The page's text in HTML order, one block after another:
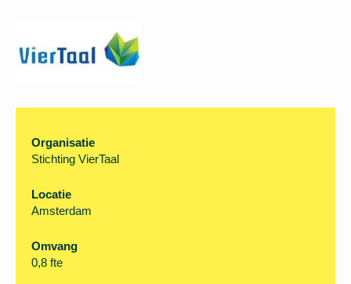
Organisatie
Stichting VierTaal
Locatie
Amsterdam
Omvang
0,8 fte